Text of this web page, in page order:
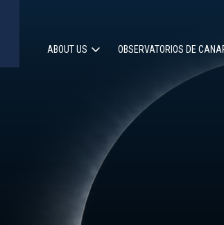
navigation
ABOUT US OBSERVATORIOS DE